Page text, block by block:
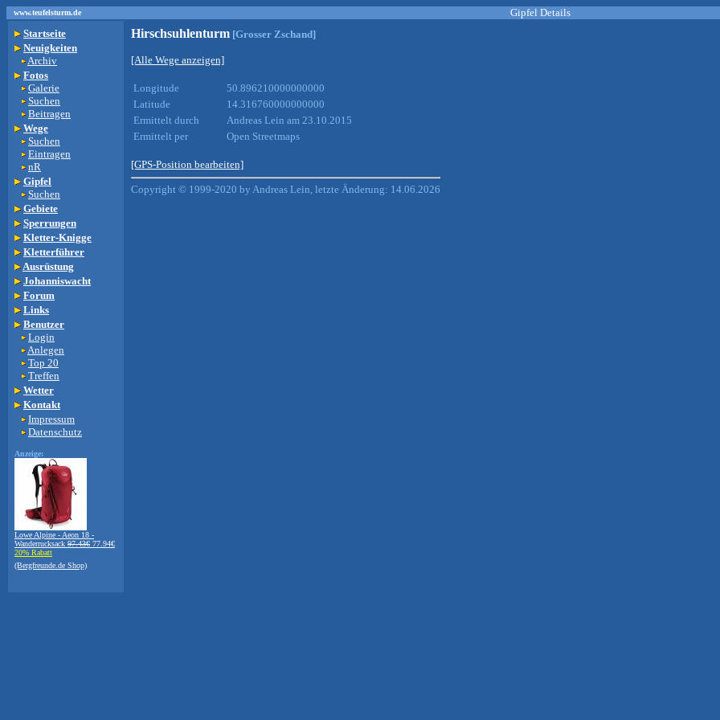
www.teufelsturm.de Gipfel Details
Startseite
Neuigkeiten
Archiv
Fotos
Galerie
Suchen
Beitragen
Wege
Suchen
Eintragen
nR
Gipfel
Suchen
Gebiete
Sperrungen
Kletter-Knigge
Kletterführer
Ausrüstung
Johanniswacht
Forum
Links
Benutzer
Login
Anlegen
Top 20
Treffen
Wetter
Kontakt
Impressum
Datenschutz
Anzeige:
Lowe Alpine - Aeon 18 -
Wanderrucksack 97.43€ 77.94€
20% Rabatt
(Bergfreunde.de Shop)
Hirschsuhlenturm [Grosser Zschand]
[Alle Wege anzeigen]
Longitude
50.896210000000000
Latitude
14.316760000000000
Ermittelt durch
Andreas Lein am 23.10.2015
Ermittelt per
Open Streetmaps
[GPS-Position bearbeiten]
Copyright © 1999-2020 by Andreas Lein, letzte Änderung: 14.06.2026